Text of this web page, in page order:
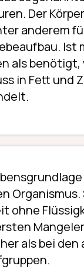
Der
anderem
Ist
als benötigt,
in Fett und
Organismus.
ohne
als bei den